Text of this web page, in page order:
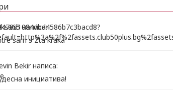
написа:
sam s 2ta kraka
Bekir написа:
инициатива!